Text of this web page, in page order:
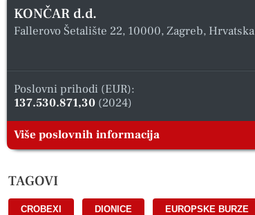
KONČAR d.d.
Fallerovo Šetalište 22, 10000, Zagreb, Hrvatska
Poslovni prihodi (EUR):
137.530.871,30 (2024)
Više poslovnih informacija
TAGOVI
CROBEXI DIONICE EUROPSKE BURZE